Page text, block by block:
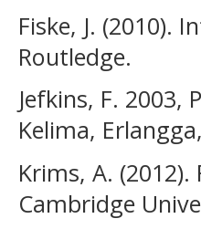
Fiske, J. (2010).
Routledge.
Jefkins, F. 2003,
Kelima,
Krims, A.
Cambridge